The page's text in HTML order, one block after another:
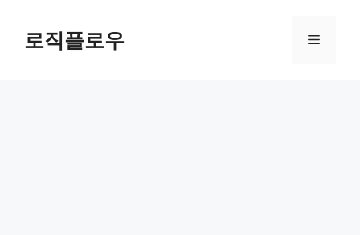
content로직플로우 Menu